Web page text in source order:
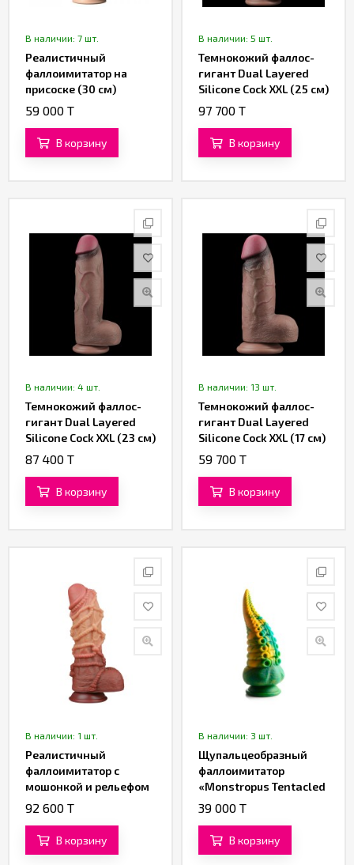
В наличии: 7 шт.
Реалистичный
фаллоимитатор на
присоске (30 см)
59 000 T
В корзину
В наличии: 5 шт.
Темнокожий фаллос-
гигант Dual Layered
Silicone Cock XXL (25 см)
97 700 T
В корзину
В наличии: 4 шт.
Темнокожий фаллос-
гигант Dual Layered
Silicone Cock XXL (23 см)
87 400 T
В корзину
В наличии: 13 шт.
Темнокожий фаллос-
гигант Dual Layered
Silicone Cock XXL (17 см)
59 700 T
В корзину
В наличии: 1 шт.
Реалистичный
фаллоимитатор с
мошонкой и рельефом
из веревок Lovetoy
(21 см)
92 600 T
В корзину
В наличии: 3 шт.
Щупальцеобразный
фаллоимитатор
«Monstropus Tentacled
Dildo»
39 000 T
В корзину